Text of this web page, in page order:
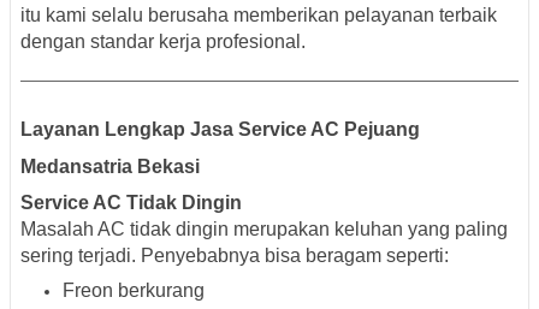
itu kami selalu berusaha memberikan pelayanan terbaik
dengan standar kerja profesional.
Layanan Lengkap Jasa Service AC Pejuang
Medansatria Bekasi
Service AC Tidak Dingin
Masalah AC tidak dingin merupakan keluhan yang paling
sering terjadi. Penyebabnya bisa beragam seperti:
Freon berkurang